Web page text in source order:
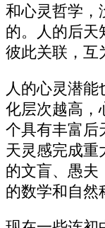
和心灵哲学，
的。人的后天
彼此关联，互
人的心灵潜
化层次越高，
个具有丰富后
天灵感完成重
的文盲、愚夫
的数学和自然